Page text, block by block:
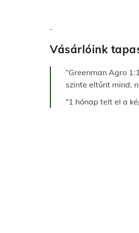
Vásárlóink
“Greenman Agro
szinte eltűnt mind,
“1 hónap telt el a